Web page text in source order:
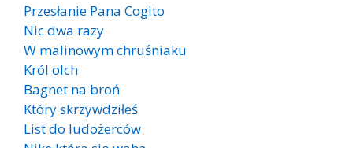
Przesłanie Pana Cogito
Nic dwa razy
W malinowym chruśniaku
Król olch
Bagnet na broń
Który skrzywdziłeś
List do ludożerców